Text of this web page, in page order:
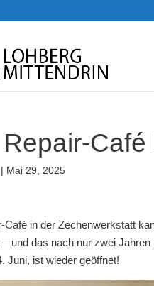
| Mai 29, 2025
Café in der Zechenwerkstatt
– und das nach nur zwei
Juni, ist wieder geöffnet!